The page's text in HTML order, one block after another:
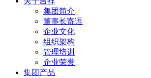
集团简介
董事长寄语
企业文化
组织架构
管理培训
企业荣誉
集团产品